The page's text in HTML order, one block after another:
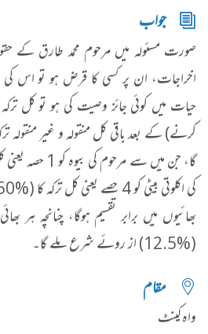
جواب
صورت مسئولہ میں مرحوم محمد طارق کے
اخراجات، ان پر کسی کا قرض ہو تو اس کی
حیات میں کوئی جائز وصیت کی ہو تو کل
بھائیوں میں برابر تقسیم ہوگا، چنانچہ ہر
(%12.5) از روئے شرع ملے گا۔
مقام
واہ کینٹ